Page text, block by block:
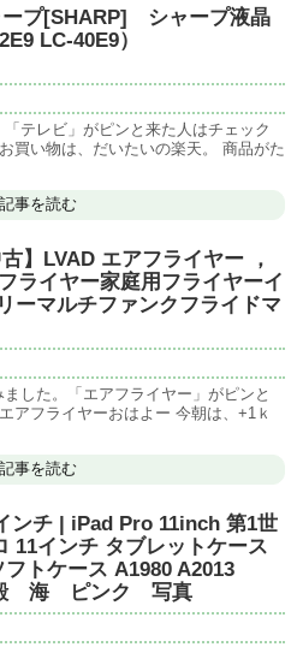
ープ[SHARP] シャープ液晶
LC-40E9）
テレビ」がピンと来た人はチェック
買い物は、だいたいの楽天。 商品がた
記事を読む
】LVAD エアフライヤー ，
ライヤー家庭用フライヤーイ
ーマルチファンクフライドマ
した。「エアフライヤー」がピンと
フライヤーおはよー 今朝は、+1ｋ
記事を読む
ンチ | iPad Pro 11inch 第1世
11インチ タブレットケース
トケース A1980 A2013
殻 海 ピンク 写真